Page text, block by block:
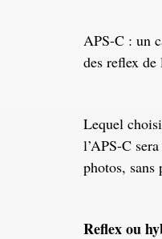
APS-C : un
des reflex de
Lequel
l’APS-C
photos,
Reflex ou